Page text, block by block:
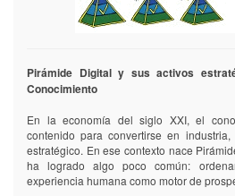
Pirámide Digital y sus activos
Conocimiento
En la economía del siglo XXI, el
contenido para convertirse en
estratégico. En ese contexto nace
ha logrado algo poco común:
experiencia humana como motor de
terminales
con
acceso
internet.
Servicio
terminales
con
acceso
internet.
Servicio